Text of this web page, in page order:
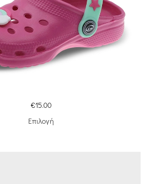
€15.00
Επιλογή